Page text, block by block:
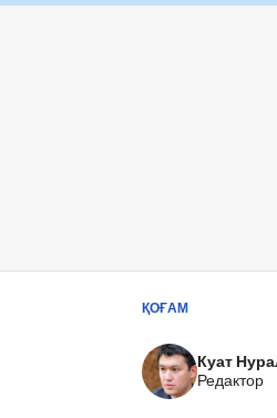
ҚОҒАМ
Куат
Редактор